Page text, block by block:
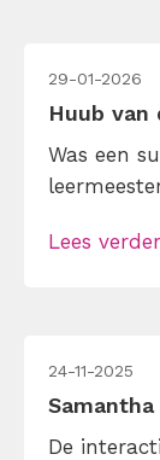
29-01-2026
Huub van
Was een
Lees verder
24-11-2025
De